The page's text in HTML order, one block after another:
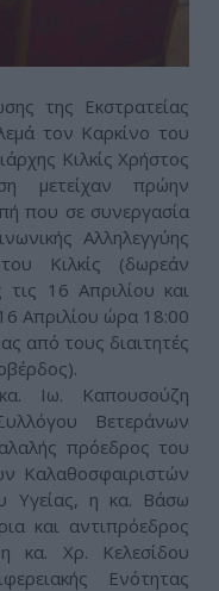
της Εκστρατείας
τον Καρκίνο του
Κιλκίς Χρήστος
μετείχαν πρώην
που σε συνεργασία
Αλληλεγγύης
Κιλκίς (δωρεάν
16 Απριλίου και
Απριλίου ώρα 18:00
από τους διαιτητές
Ιω. Καπουσούζη
Βετεράνων
πρόεδρος του
Καλαθοσφαιριστών
Υγείας, η κα. Βάσω
και αντιπρόεδρος
κα. Χρ. Κελεσίδου
Ενότητας